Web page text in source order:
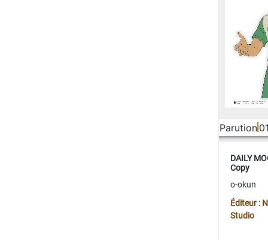
Parution
DAILY
Copy
o-okun
Éditeur :
Studio